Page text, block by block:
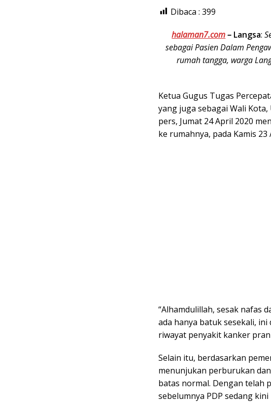
Dibaca : 399
halaman7.com– Langsa:
sebagai Pasien Dalam
rumah tangga, warga
Ketua Gugus Tugas
yang juga sebagai Wali
pers, Jumat 24 April 2020
ke rumahnya, pada Kamis
“Alhamdulillah, sesak nafas
ada hanya batuk sesekali,
riwayat penyakit kanker
Selain itu, berdasarkan
menunjukan perburukan
batas normal. Dengan telah
sebelumnya PDP sedang